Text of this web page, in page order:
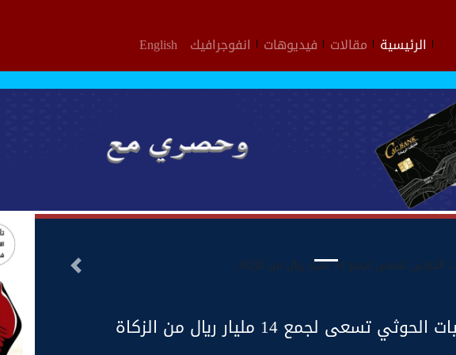
الرئيسية مقالات فيديوهات انفوجرافيك English
التالى
لجمع 14 مليار ريال من الزكاة